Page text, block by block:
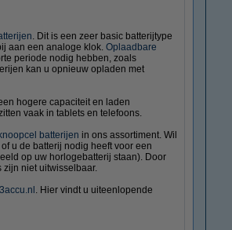
. Dit is een zeer basic batterijtype
aan een analoge klok. Oplaadbare
periode nodig hebben, zoals
kan u opnieuw opladen met
hogere capaciteit en laden
vaak in tablets en telefoons.
knoopcel batterijen in ons assortiment. Wil
u de batterij nodig heeft voor een
op uw horlogebatterij staan). Door
zijn niet uitwisselbaar.
. Hier vindt u uiteenlopende